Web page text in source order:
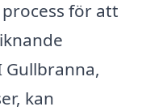
för att
kan